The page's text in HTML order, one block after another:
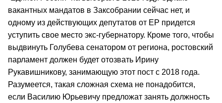
вакантных мандатов в Заксобрании сейчас нет, и
одному из действующих депутатов от ЕР придется
уступить свое место экс-губернатору. Кроме того, чтобы
выдвинуть Голубева сенатором от региона, ростовский
парламент должен будет отозвать Ирину
Рукавишникову, занимающую этот пост с 2018 года.
Разумеется, такая сложная схема не понадобится,
если Василию Юрьевичу предложат занять должность